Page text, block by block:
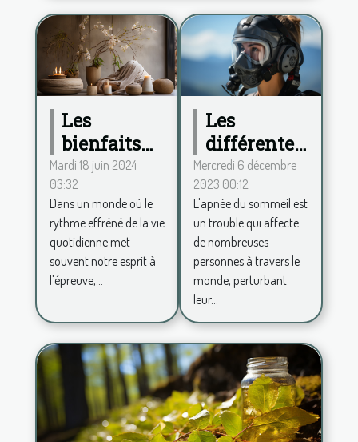
Les
bienfaits
de la
décoration
zen pour
un espace
de vie
apaisant
Mardi 18 juin 2024
03:32
Dans un monde où le
rythme effréné de la vie
quotidienne met
souvent notre esprit à
l'épreuve,...
Les
différentes
formes
d'apnée du
sommeil
Mercredi 6 décembre
2023 00:12
L'apnée du sommeil est
un trouble qui affecte
de nombreuses
personnes à travers le
monde, perturbant
leur...